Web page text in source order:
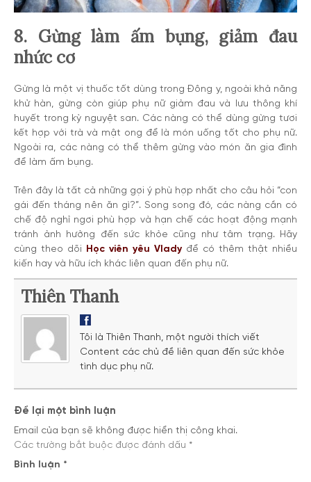
8. Gừng làm ấm bụng, giảm đau
nhức cơ
Gừng là một vị thuốc tốt dùng trong Đông y, ngoài khả năng
khử hàn, gừng còn giúp phụ nữ giảm đau và lưu thông khí
huyết trong kỳ nguyệt san. Các nàng có thể dùng gừng tươi
kết hợp với trà và mật ong để là món uống tốt cho phụ nữ.
Ngoài ra, các nàng có thể thêm gừng vào món ăn gia đình
để làm ấm bụng.
Trên đây là tất cả những gợi ý phù hợp nhất cho câu hỏi “con
gái đến tháng nên ăn gì?”. Song song đó, các nàng cần có
chế độ nghỉ ngơi phù hợp và hạn chế các hoạt động mạnh
tránh ảnh hưởng đến sức khỏe cũng như tâm trạng. Hãy
cùng theo dõi
Học viên yêu Vlady để có thêm thật nhiều
kiến hay và hữu ích khác liên quan đến phụ nữ.
Thiên Thanh
Tôi là Thiên Thanh, một người thích viết
Content các chủ đề liên quan đến sức khỏe
tình dục phụ nữ.
Để lại một bình luận
Email của bạn sẽ không được hiển thị công khai.
Các trường bắt buộc được đánh dấu *
Bình luận *